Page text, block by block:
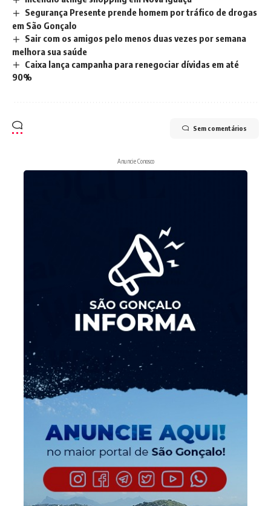
Segurança Presente prende homem por tráfico de drogas
em São Gonçalo
Sair com os amigos pelo menos duas vezes por semana
melhora sua saúde
Caixa lança campanha para renegociar dívidas em até
90%
Sem comentários
Anuncie Conosco